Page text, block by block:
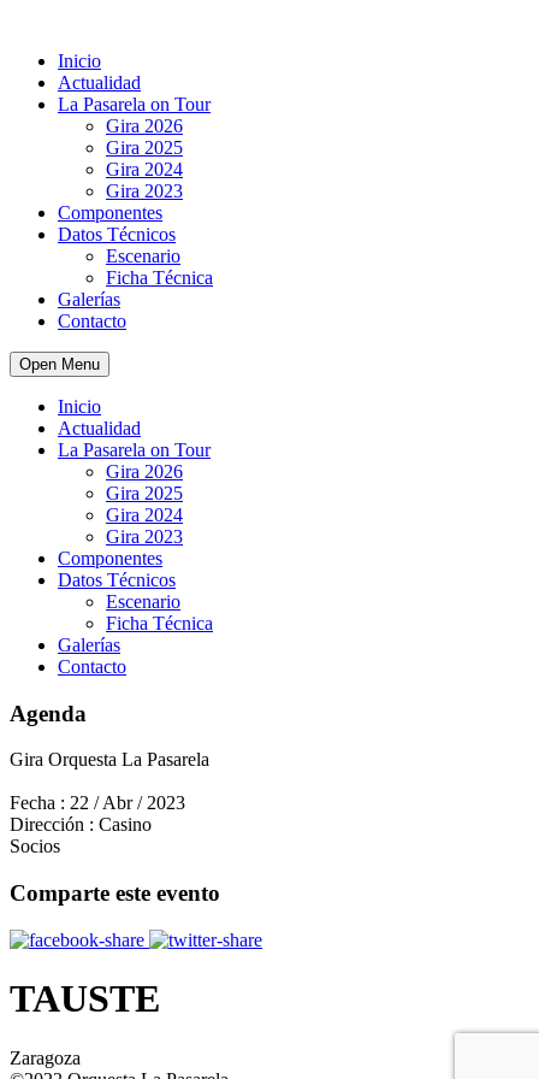
Inicio
Actualidad
La Pasarela on Tour
Gira 2026
Gira 2025
Gira 2024
Gira 2023
Componentes
Datos Técnicos
Escenario
Ficha Técnica
Galerías
Contacto
Open Menu
Inicio
Actualidad
La Pasarela on Tour
Gira 2026
Gira 2025
Gira 2024
Gira 2023
Componentes
Datos Técnicos
Escenario
Ficha Técnica
Galerías
Contacto
Agenda
Gira Orquesta La Pasarela
Fecha : 22 / Abr / 2023
Dirección : Casino
Socios
Comparte este evento
TAUSTE
Zaragoza